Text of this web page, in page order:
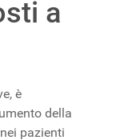
a
è
della
pazienti